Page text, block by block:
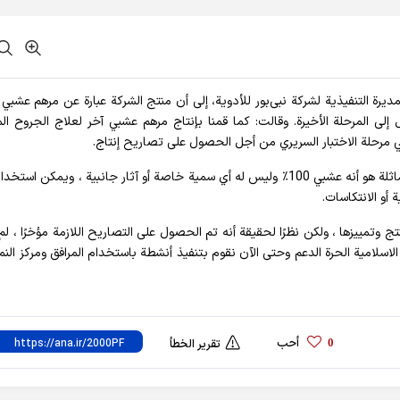
التنفيذية لشركة نبی‌بور للأدوية، إلى أن منتج الشركة عبارة عن مرهم
إلى المرحلة الأخيرة. وقالت: كما قمنا بإنتاج مرهم عشبي آخر لعلاج الجروح
مرحلة الاختبار السريري من أجل الحصول على تصاريح إنتاج.
وأكملت بالتوضيح: إن ميزة هذا المرهم مقارنة بالحالات المماثلة هو أنه عشبي 100٪ وليس له أي سمية خاصة أو آثار جانبية ،
الانتكاسات.
وتمييزها ، ولكن نظرًا لحقيقة أنه تم الحصول على التصاريح اللازمة مؤخرًا ،
الحرة الدعم وحتى الآن نقوم بتنفيذ أنشطة باستخدام المرافق ومركز
0 أحب تقرير الخطأ